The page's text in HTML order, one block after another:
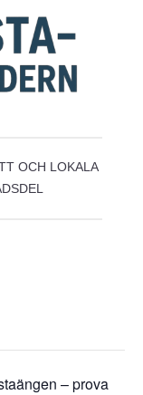
OCH LOKALA
– prova